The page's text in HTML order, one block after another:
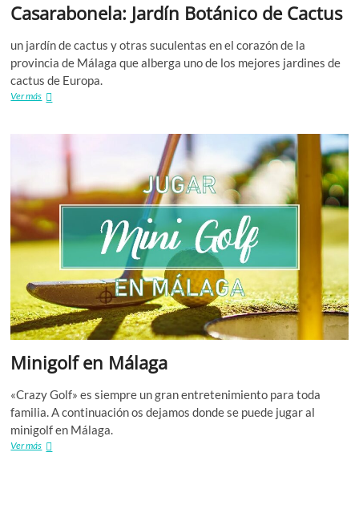
Casarabonela: Jardín Botánico de Cactus
un jardín de cactus y otras suculentas en el corazón de la
provincia de Málaga que alberga uno de los mejores jardines de
cactus de Europa.
Ver másCasarabonela:
Cactus
Minigolf en Málaga
«Crazy Golf» es siempre un gran entretenimiento para toda
familia. A continuación os dejamos donde se puede jugar al
minigolf en Málaga.
Ver másMinigolf